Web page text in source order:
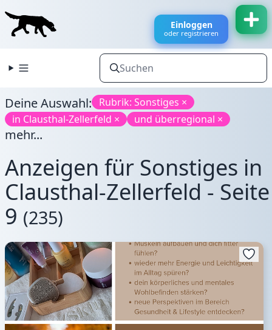
Einloggen
oder registrieren
Deine Auswahl:
Rubrik: Sonstiges ×
in Clausthal-Zellerfeld ×
und überregional ×
mehr...
Anzeigen für Sonstiges in
Clausthal-Zellerfeld - Seite
9 (235)